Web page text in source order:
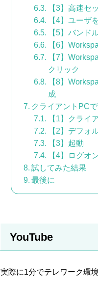
【3】高速セ
【4】ユーザ
【5】バンド
【6】
【7】
クリック
【8】
成
クライアントPC
【1】クライ
【2】デフォ
【3】起動
【4】ログオ
試してみた結果
最後に
YouTube
実際に1分でテレワーク環